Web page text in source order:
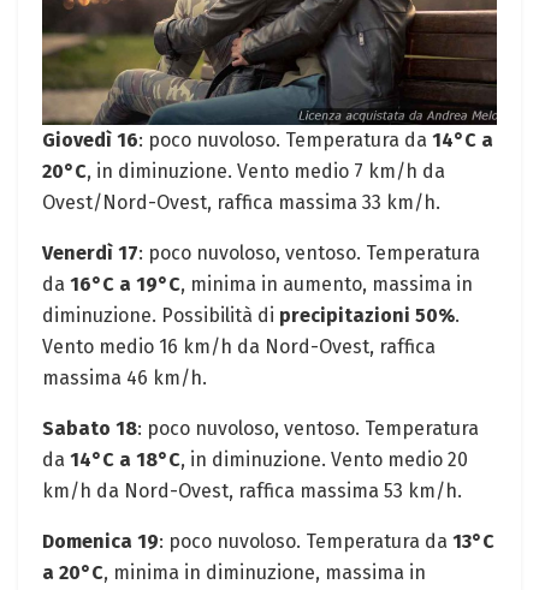
Giovedì 16: poco nuvoloso. Temperatura da 14°C a
20°C, in diminuzione. Vento medio 7 km/h da
Ovest/Nord-Ovest, raffica massima 33 km/h.
Venerdì 17: poco nuvoloso, ventoso. Temperatura
da 16°C a 19°C, minima in aumento, massima in
diminuzione. Possibilità di precipitazioni 50%.
Vento medio 16 km/h da Nord-Ovest, raffica
massima 46 km/h.
Sabato 18: poco nuvoloso, ventoso. Temperatura
da 14°C a 18°C, in diminuzione. Vento medio 20
km/h da Nord-Ovest, raffica massima 53 km/h.
Domenica 19: poco nuvoloso. Temperatura da 13°C
a 20°C, minima in diminuzione, massima in